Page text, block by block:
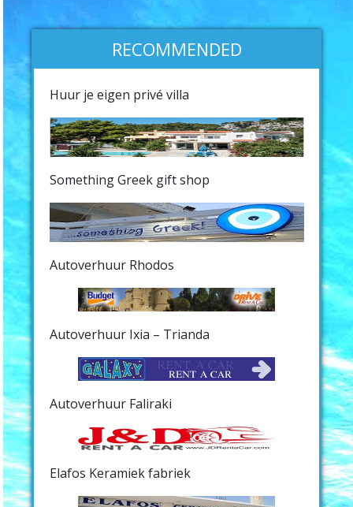
RECOMMENDED
Huur je eigen privé villa
Something Greek gift shop
Autoverhuur Rhodos
Autoverhuur Ixia – Trianda
Autoverhuur Faliraki
Elafos Keramiek fabriek